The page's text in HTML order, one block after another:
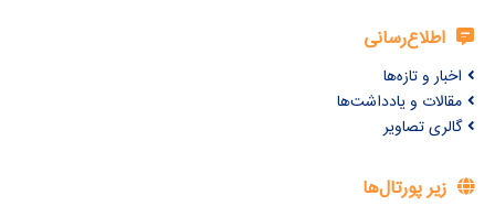
اطلاع‌رسانی
اخبار و تازه‌ها
مقالات و یادداشت‌ها
گالری تصاویر
زیر پورتال‌ها